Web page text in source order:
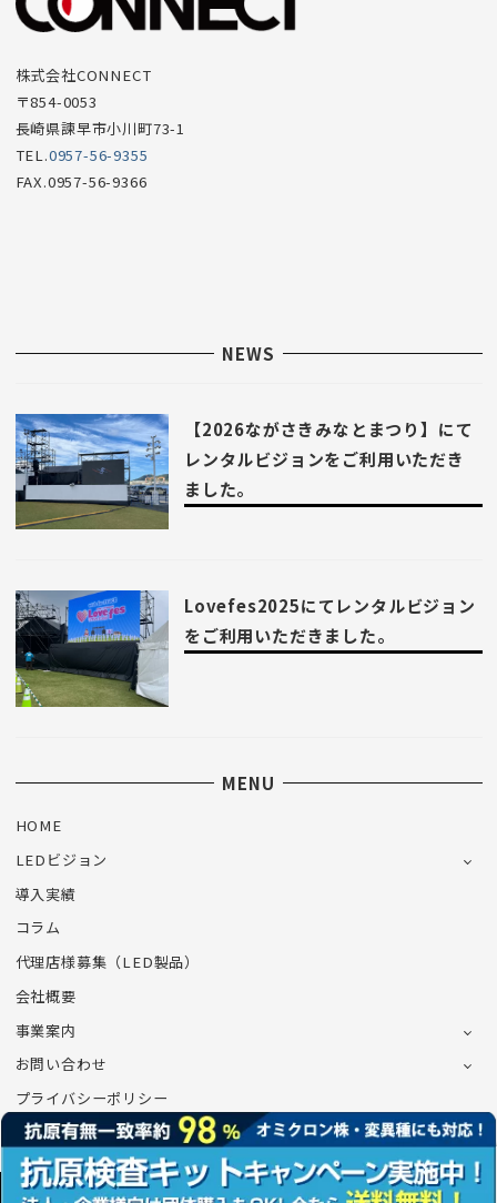
項
株式会社CONNECT
〒854-0053
長崎県諫早市小川町73-1
TEL.0957-56-9355
FAX.0957-56-9366
NEWS
【2026ながさきみなとまつり】にて
レンタルビジョンをご利用いただき
ました。
Lovefes2025にてレンタルビジョン
をご利用いただきました。
MENU
HOME
LEDビジョン
導入実績
コラム
代理店様募集（LED製品）
会社概要
事業案内
お問い合わせ
プライバシーポリシー